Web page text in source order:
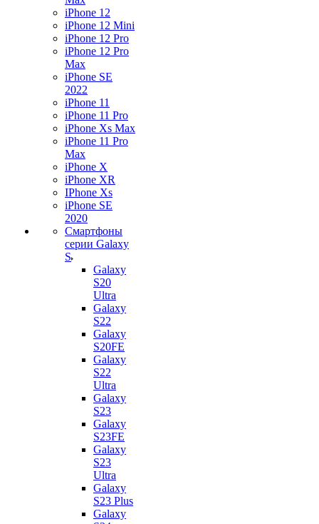
iPhone 12
iPhone 12 Mini
iPhone 12 Pro
iPhone 12 Pro
Max
iPhone SE
2022
iPhone 11
iPhone 11 Pro
iPhone Xs Max
iPhone 11 Pro
Max
iPhone X
iPhone XR
IPhone Xs
iPhone SE
2020
Смартфоны
серии Galaxy
S
Galaxy
S20
Ultra
Galaxy
S22
Galaxy
S20FE
Galaxy
S22
Ultra
Galaxy
S23
Galaxy
S23FE
Galaxy
S23
Ultra
Galaxy
S23 Plus
Galaxy